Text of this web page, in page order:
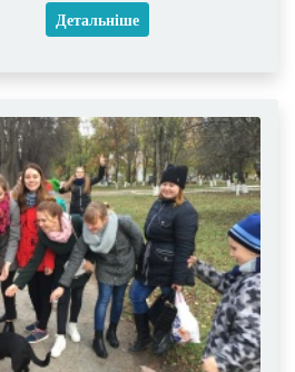
Детальніше